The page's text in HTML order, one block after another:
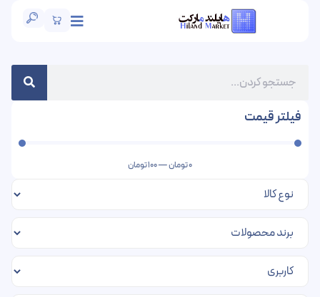
فیلتر قیمت
تومان—
100تومان